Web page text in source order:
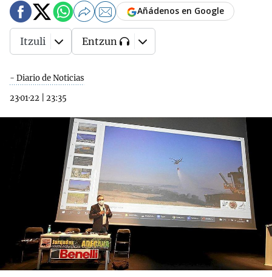
- Diario de Noticias
23·01·22
23:35
Añádenos en Google
Itzuli Entzun